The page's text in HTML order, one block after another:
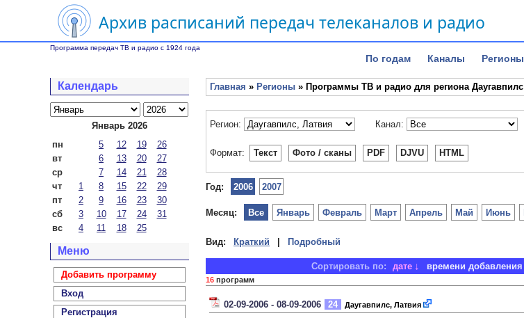
Архив расписаний передач телеканалов и радио
Программа передач ТВ и радио с 1924 года
По годам Каналы Регионы
Календарь
Январь 2026
пн
5 12 19
26
вт
6 13 20
27
ср
7 14 21
28
чт
1 8 15 22
29
пт
2 9 16 23
30
сб
3 10 17 24
31
вс
4 11 18 25
Меню
Добавить программу
Вход
Регистрация
Главная » Регионы » Программы ТВ и радио для региона Даугавпилс
Регион: Канал:
Формат: Текст Фото / сканы PDF DJVU HTML
Год: 2006 2007
Месяц: Январь Февраль Март Апрель Май Июнь
Все
Вид: Краткий Подробный
Сортировать по: дате времени добавления
16 программ
02-09-2006 - 08-09-2006 24 Даугавпилс, Латвия